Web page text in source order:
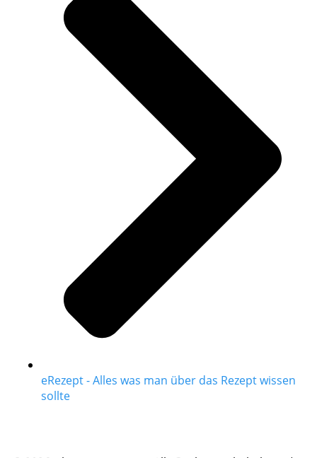
eRezept - Alles was man über das Rezept wissen
sollte